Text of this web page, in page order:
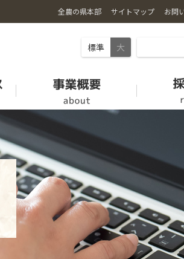
全農の県本部 サイトマップ お問
標準 大
お肉
愛情館
【休止中】労働力支援の取り組み
家畜市場開設日
新規就農希望者の方へ
クミアイプロパン
福祉用具情報
組織・機構
ロゴマーク・キャラクター
採用情報